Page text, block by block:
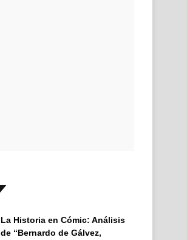
La Historia en Cómic: Análisis
de “Bernardo de Gálvez,